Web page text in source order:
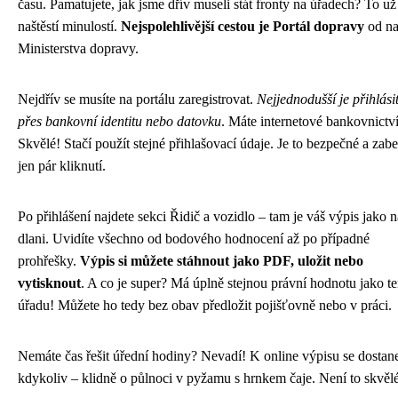
času. Pamatujete, jak jsme dřív museli stát fronty na úřadech? To
naštěstí minulostí. Nejspolehlivější cestou je Portál dopravy od
Ministerstva dopravy.
Nejdřív se musíte na portálu zaregistrovat. Nejjednodušší je
přes bankovní identitu nebo datovku. Máte internetové
Skvělé! Stačí použít stejné přihlašovací údaje. Je to bezpečné a
jen pár kliknutí.
Po přihlášení najdete sekci Řidič a vozidlo – tam je váš výpis jako
dlani. Uvidíte všechno od bodového hodnocení až po případné
prohřešky. Výpis si můžete stáhnout jako PDF, uložit nebo
vytisknout. A co je super? Má úplně stejnou právní hodnotu jako
úřadu! Můžete ho tedy bez obav předložit pojišťovně nebo v práci.
Nemáte čas řešit úřední hodiny? Nevadí! K online výpisu se
kdykoliv – klidně o půlnoci v pyžamu s hrnkem čaje. Není to